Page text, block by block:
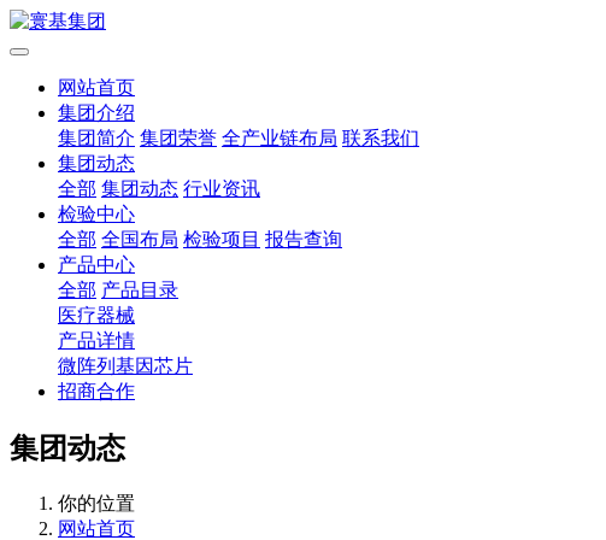
网站首页
集团介绍
集团简介 集团荣誉 全产业链布局 联系我们
集团动态
全部 集团动态 行业资讯
检验中心
全部 全国布局 检验项目 报告查询
产品中心
全部 产品目录
医疗器械
产品详情
微阵列基因芯片
招商合作
集团动态
你的位置
网站首页